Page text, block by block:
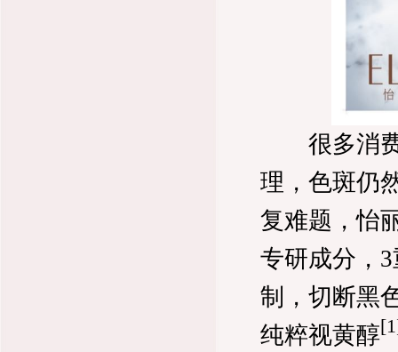
很多消费
理，色斑仍
复难题，怡
专研成分，
制，切断黑
纯粹视黄醇[1